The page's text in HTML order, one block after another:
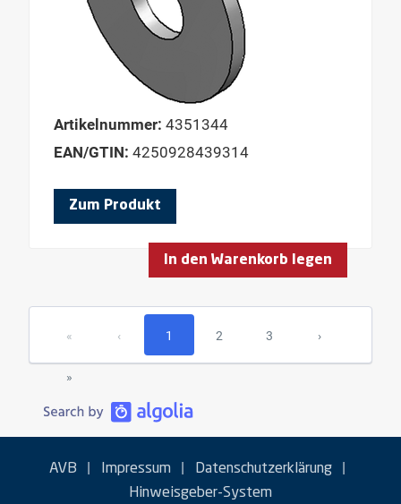
Artikelnummer: 4351344
EAN/GTIN: 4250928439314
Zum Produkt
In den Warenkorb legen
« ‹ 1 2 3 ›
»
AVB | Impressum | Datenschutzerklärung |
Hinweisgeber-System